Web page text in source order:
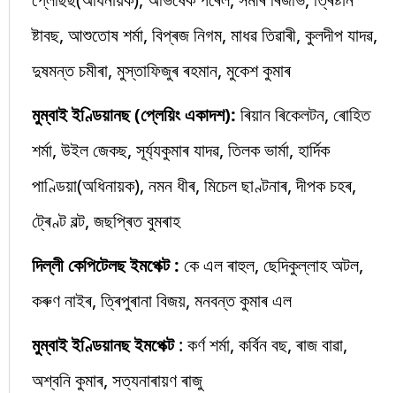
ষ্টাবছ, আশুতোষ শৰ্মা, বিপ্ৰজ নিগম, মাধৱ তিৱাৰী, কুলদীপ যাদৱ,
দুষমন্ত চমীৰা, মুস্তাফিজুৰ ৰহমান, মুকেশ কুমাৰ
মুম্বাই ইণ্ডিয়ানছ (প্লেয়িং একাদশ): ৰিয়ান ৰিকেলটন, ৰোহিত
শৰ্মা, উইল জেকছ, সূৰ্য্যকুমাৰ যাদৱ, তিলক ভাৰ্মা, হাৰ্দিক
পাণ্ডিয়া(অধিনায়ক), নমন ধীৰ, মিচেল ছাণ্টনাৰ, দীপক চহৰ,
ট্ৰেণ্ট বল্ট, জছপ্ৰিত বুমৰাহ
দিল্লী কেপিটেলছ ইমপেক্ট : কে এল ৰাহুল, ছেদিকুল্লাহ অটল,
কৰুণ নাইৰ, ত্ৰিপুৰানা বিজয়, মনবন্ত কুমাৰ এল
মুম্বাই ইণ্ডিয়ানছ ইমপেক্ট: কৰ্ণ শৰ্মা, কৰ্বিন বছ, ৰাজ বাৱা,
অশ্বনি কুমাৰ, সত্যনাৰায়ণ ৰাজু